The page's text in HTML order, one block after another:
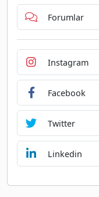
Forumlar
Instagram
Facebook
Twitter
Linkedin